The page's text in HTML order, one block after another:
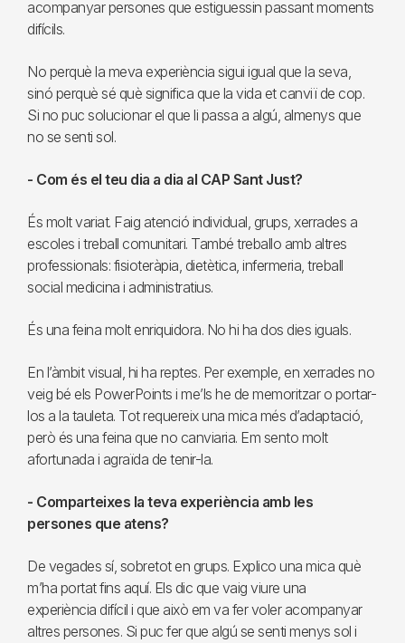
acompanyar persones que estiguessin passant moments
difícils.
No perquè la meva experiència sigui igual que la seva,
sinó perquè sé què significa que la vida et canviï de cop.
Si no puc solucionar el que li passa a algú, almenys que
no se senti sol.
- Com és el teu dia a dia al CAP Sant Just?
És molt variat. Faig atenció individual, grups, xerrades a
escoles i treball comunitari. També treballo amb altres
professionals: fisioteràpia, dietètica, infermeria, treball
social medicina i administratius.
És una feina molt enriquidora. No hi ha dos dies iguals.
En l’àmbit visual, hi ha reptes. Per exemple, en xerrades no
veig bé els PowerPoints i me’ls he de memoritzar o portar-
los a la tauleta. Tot requereix una mica més d’adaptació,
però és una feina que no canviaria. Em sento molt
afortunada i agraïda de tenir-la.
- Comparteixes la teva experiència amb les
persones que atens?
De vegades sí, sobretot en grups. Explico una mica què
m’ha portat fins aquí. Els dic que vaig viure una
experiència difícil i que això em va fer voler acompanyar
altres persones. Si puc fer que algú se senti menys sol i